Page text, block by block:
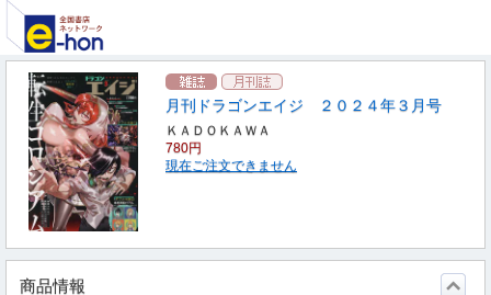
月刊ドラゴンエイジ ２０２４年３月号
ＫＡＤＯＫＡＷＡ
780円
現在ご注文できません
商品情報